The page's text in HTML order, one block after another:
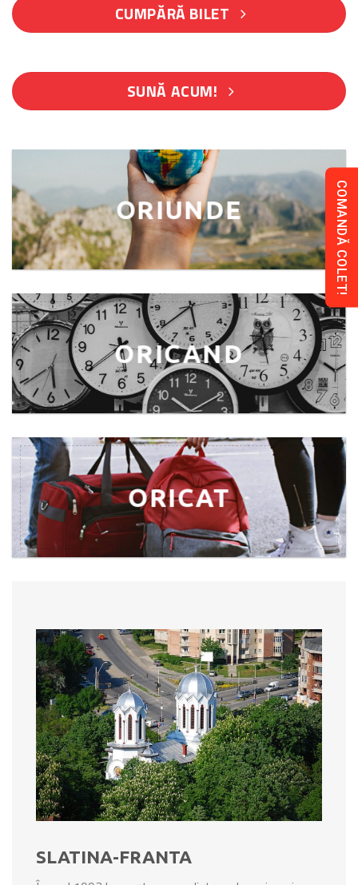
CUMPĂRĂ BILET
SUNĂ ACUM!
ORIUNDE
ORICAND
ORICAT
SLATINA-FRANTA
COMANDĂ COLET!